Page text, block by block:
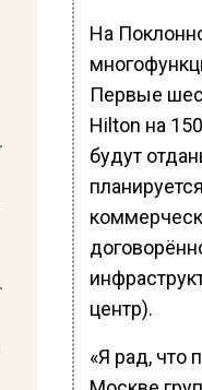
На
Первые
Hilton на
будут
центр).
«Я рад, что